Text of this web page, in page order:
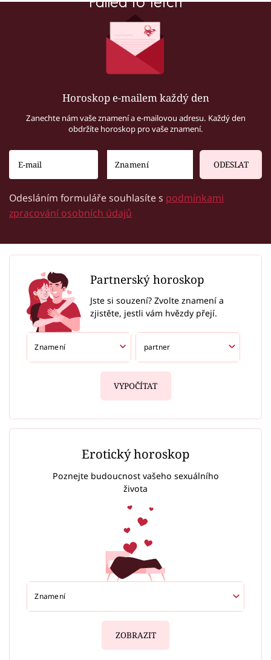
Horoskop e-mailem každý den
Zanechte nám vaše znamení a e-mailovou adresu. Každý den
obdržíte horoskop pro vaše znamení.
ODESLAT
Odesláním formuláře souhlasíte s podmínkami
zpracování osobních údajů
Partnerský horoskop
Jste si souzení? Zvolte znamení a
zjistěte, jestli vám hvězdy přejí.
VYPOČÍTAT
Erotický horoskop
Poznejte budoucnost vašeho sexuálního
života
ZOBRAZIT